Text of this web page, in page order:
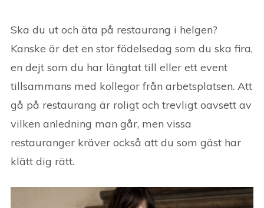
Ska du ut och äta på restaurang i helgen?
Kanske är det en stor födelsedag som du ska fira,
en dejt som du har längtat till eller ett event
tillsammans med kollegor från arbetsplatsen. Att
gå på restaurang är roligt och trevligt oavsett av
vilken anledning man går, men vissa
restauranger kräver också att du som gäst har
klätt dig rätt.